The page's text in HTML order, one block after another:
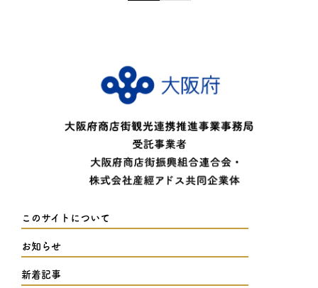
このサイトについて
お知らせ
新着記事